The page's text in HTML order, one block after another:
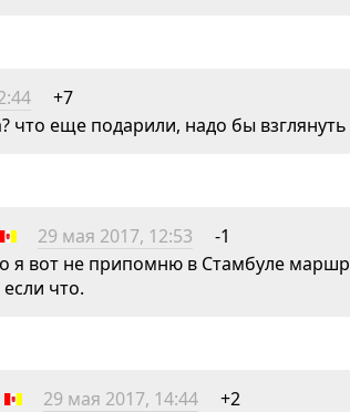
+7
что еще подарили, надо бы взглянуть
29 мая 2017, 12:53
-1
я вот не припомню в Стамбуле
что.
29 мая 2017, 14:44
+2